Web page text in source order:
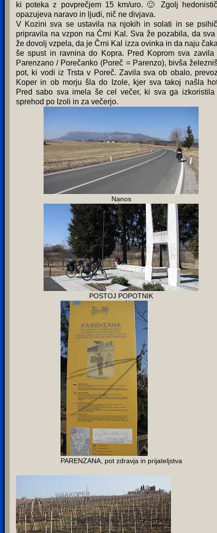
ki poteka z povprečjem 15 km/uro. 🙂 Zgolj
opazujeva naravo in ljudi, nič ne divjava.
V Kozini sva se ustavila na njokih in solati in se
pripravila na vzpon na Črni Kal. Sva že pozabila, da sva
že dovolj vzpela, da je Črni Kal izza ovinka in da naju
še spust in ravnina do Kopra. Pred Koprom sva zavila
Parenzano / Porečanko (Poreč = Parenzo), bivša
pot, ki vodi iz Trsta v Poreč. Zavila sva ob obalo,
Koper in ob morju šla do Izole, kjer sva takoj našla
Pred sabo sva imela še cel večer, ki sva ga izkoristila
sprehod po Izoli in za večerjo.
Nanos
POSTOJ POPOTNIK
PARENZANA, pot zdravja in prijateljstva